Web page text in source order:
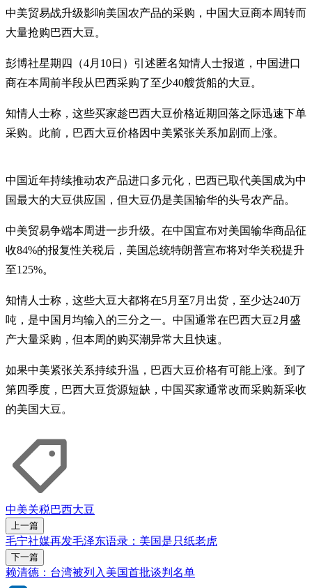
中美贸易战升级影响美国农产品的采购，中国大豆商本周转而
大量抢购巴西大豆。
彭博社星期四（4月10日）引述匿名知情人士报道，中国进口
商在本周前半段从巴西采购了至少40艘货船的大豆。
知情人士称，这些买家趁巴西大豆价格近期回落之际迅速下单
采购。此前，巴西大豆价格因中美紧张关系加剧而上涨。
中国近年持续推动农产品进口多元化，巴西已取代美国成为中
国最大的大豆供应国，但大豆仍是美国输华的头号农产品。
中美贸易争端本周进一步升级。在中国宣布对美国输华商品征
收84%的报复性关税后，美国总统特朗普宣布将对华关税提升
至125%。
知情人士称，这些大豆大都将在5月至7月出货，至少达240万
吨，是中国月均输入的三分之一。中国通常在巴西大豆2月盛
产大量采购，但本周的购买潮异常大且快速。
如果中美紧张关系持续升温，巴西大豆价格有可能上涨。到了
第四季度，巴西大豆货源短缺，中国买家通常改而采购新采收
的美国大豆。
中美关税巴西大豆
上一篇
毛宁社媒再发毛泽东语录：美国是只纸老虎
下一篇
赖清德：台湾被列入美国首批谈判名单